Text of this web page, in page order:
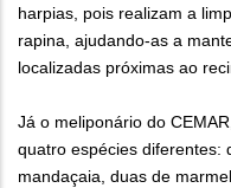
harpias, pois realizam a
rapina, ajudando-as a
localizadas próximas ao
Já o meliponário do
quatro espécies diferentes:
mandaçaia, duas de